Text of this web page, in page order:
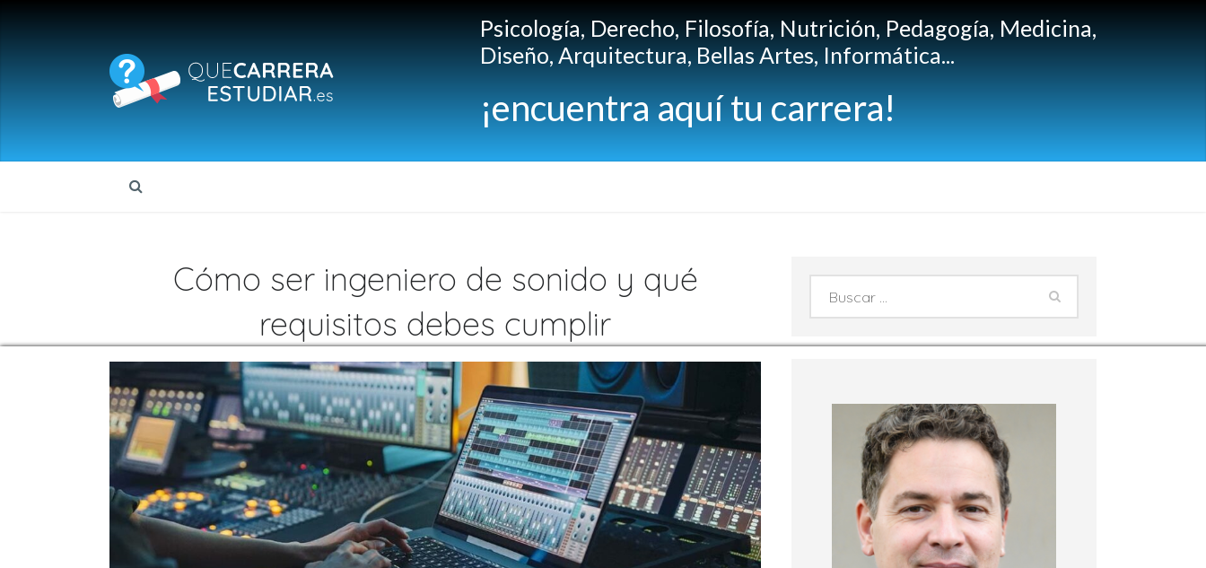
Psicología, Derecho, Filosofía, Nutrición, Pedagogía, Medicina,
Diseño, Arquitectura, Bellas Artes, Informática...
¡encuentra aquí tu carrera!
Cómo ser ingeniero de sonido y qué
requisitos debes cumplir